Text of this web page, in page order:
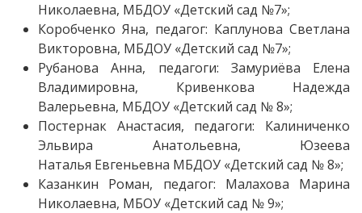
Николаевна, МБДОУ «Детский сад №7»;
Коробченко Яна, педагог: Каплунова Светлана
Викторовна, МБДОУ «Детский сад №7»;
Рубанова Анна, педагоги: Замуриёва Елена
Владимировна, Кривенкова Надежда
Валерьевна, МБДОУ «Детский сад № 8»;
Постернак Анастасия, педагоги: Калиниченко
Эльвира Анатольевна, Юзеева
Наталья Евгеньевна МБДОУ «Детский сад № 8»;
Казанкин Роман, педагог: Малахова Марина
Николаевна, МБОУ «Детский сад № 9»;